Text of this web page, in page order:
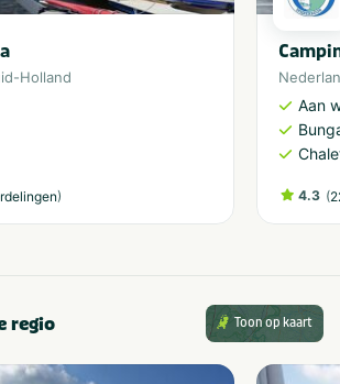
Holland
)
Aan
4.3 (
regio Toon op kaart